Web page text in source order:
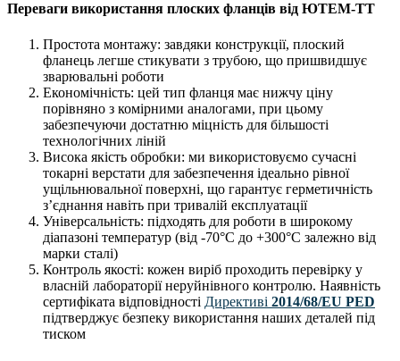
Переваги використання плоских фланців від ЮТЕМ-ТТ
Простота монтажу: завдяки конструкції, плоский
фланець легше стикувати з трубою, що пришвидшує
зварювальні роботи
Економічність: цей тип фланця має нижчу ціну
порівняно з комірними аналогами, при цьому
забезпечуючи достатню міцність для більшості
технологічних ліній
Висока якість обробки: ми використовуємо сучасні
токарні верстати для забезпечення ідеально рівної
ущільнювальної поверхні, що гарантує герметичність
з’єднання навіть при тривалій експлуатації
Універсальність: підходять для роботи в широкому
діапазоні температур (від -70°C до +300°C залежно від
марки сталі)
Контроль якості: кожен виріб проходить перевірку у
власній лабораторії неруйнівного контролю. Наявність
сертифіката відповідності Директиві 2014/68/EU PED
підтверджує безпеку використання наших деталей під
тиском